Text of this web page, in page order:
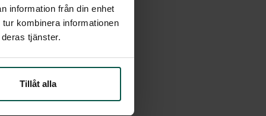
information från din enhet
kombinera informationen
tjänster.
Tillåt alla
använda den här
som visas på våra